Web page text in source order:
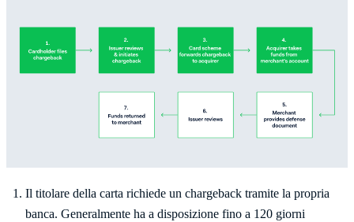
Il titolare della carta richiede un chargeback tramite la propria
banca. Generalmente ha a disposizione fino a 120 giorni